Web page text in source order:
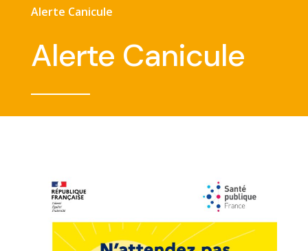
Alerte Canicule
Alerte Canicule